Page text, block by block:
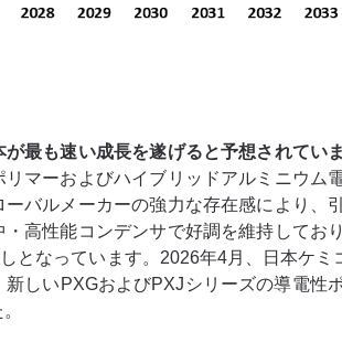
最も速い成長を遂げると予想されていま
マーおよびハイブリッドアルミニウム
バルメーカーの強力な存在感により、
高性能コンデンサで好調を維持してお
となっています。2026年4月、日本ケ
しいPXGおよびPXJシリーズの導電性